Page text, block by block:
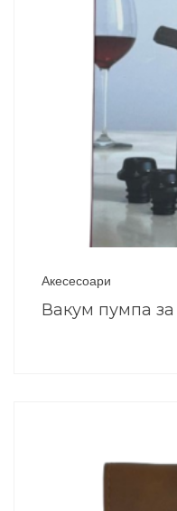
Акесесоари
Вакум пумпа